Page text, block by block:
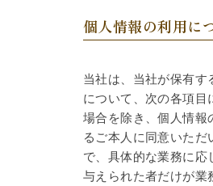
個人情報の利用に
当社は、当社が保有す
について、次の各項目
場合を除き、個人情報
るご本人に同意いただ
で、具体的な業務に応
与えられた者だけが業